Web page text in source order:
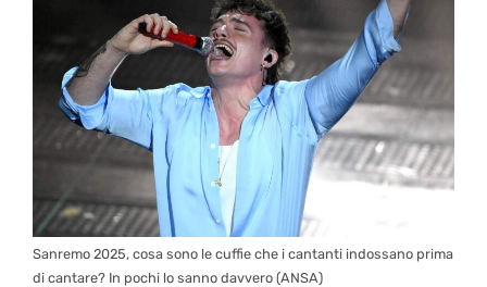
Sanremo 2025, cosa sono le cuffie che i cantanti indossano prima
di cantare? In pochi lo sanno davvero (ANSA)